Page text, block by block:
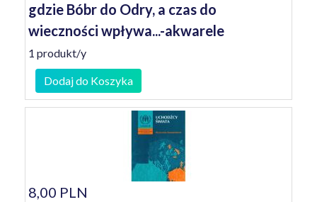
gdzie Bóbr do Odry, a czas do
wieczności wpływa...-akwarele
1 produkt/y
Dodaj do Koszyka
8,00 PLN